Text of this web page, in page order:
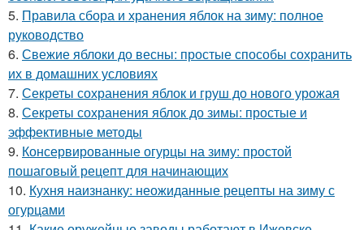
5. Правила сбора и хранения яблок на зиму: полное
руководство
6. Свежие яблоки до весны: простые способы сохранить
их в домашних условиях
7. Секреты сохранения яблок и груш до нового урожая
8. Секреты сохранения яблок до зимы: простые и
эффективные методы
9. Консервированные огурцы на зиму: простой
пошаговый рецепт для начинающих
10. Кухня наизнанку: неожиданные рецепты на зиму с
огурцами